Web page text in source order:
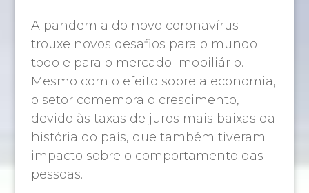
A pandemia do novo coronavírus
trouxe novos desafios para o mundo
todo e para o mercado imobiliário.
Mesmo com o efeito sobre a economia,
o setor comemora o crescimento,
devido às taxas de juros mais baixas da
história do país, que também tiveram
impacto sobre o comportamento das
pessoas.